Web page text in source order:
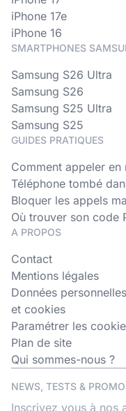
iPhone 17e
iPhone 16
SMARTPHONES
Samsung S26 Ultra
Samsung S26
Samsung S25 Ultra
Samsung S25
GUIDES PRATIQUES
Comment appeler en
Téléphone tombé
Bloquer les appels
Où trouver son code
A PROPOS
Contact
Mentions légales
Données personnelles
et cookies
Paramétrer les
Plan de site
Qui sommes-nous ?
NEWS, TESTS &
Inscrivez vous à nos